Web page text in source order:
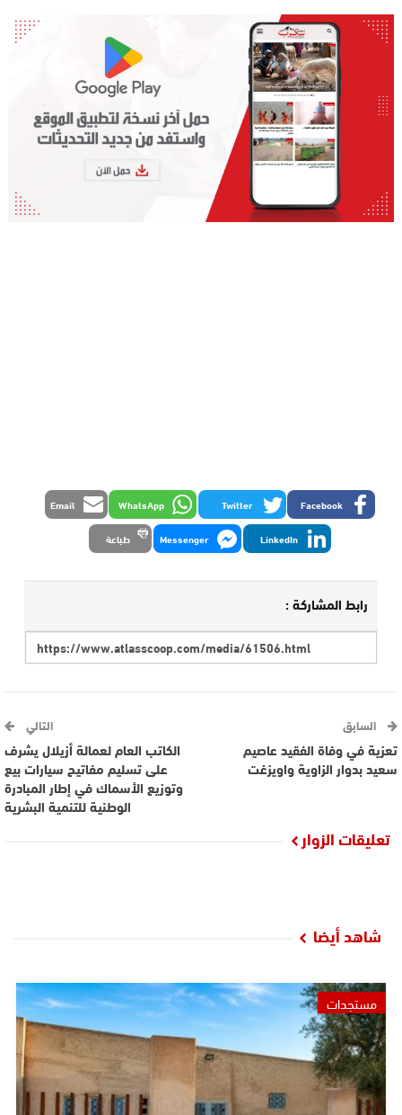
Facebook
Twitter
WhatsApp
Email
LinkedIn
Messenger طباعة
رابط المشاركة :
السابق
تعزية في وفاة الفقيد عاصيم
سعيد بدوار الزاوية واويزغت
التالي
الكاتب العام لعمالة أزيلال يشرف
على تسليم مفاتيح سيارات بيع
وتوزيع الأسماك في إطار المبادرة
الوطنية للتنمية البشرية
تعليقات الزوار
شاهد أيضا
مستجدات